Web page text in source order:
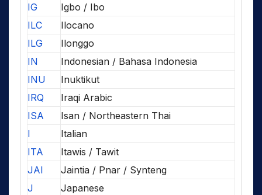
IG
Igbo / Ibo
ILC
Ilocano
ILG
Ilonggo
IN
Indonesian / Bahasa Indonesia
INU
Inuktikut
IRQ
Iraqi Arabic
ISA
Isan / Northeastern Thai
I
Italian
ITA
Itawis / Tawit
JAI
Jaintia / Pnar / Synteng
J
Japanese